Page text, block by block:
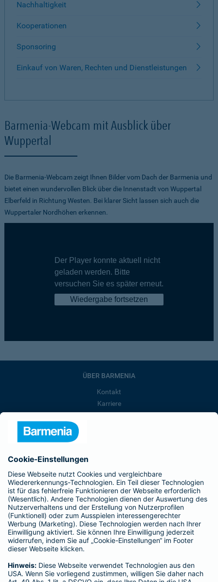
Nachhaltigkeit
Kooperationen
Sponsoring
Einkauf von Waren, Rechten und Dienstleistungen
Barmenia-Webcam mit Ausblick über
Wuppertal
Die Barmenia-Webcam zeigt Ihnen Bilder vom Dach der Barmenia und
bietet einen wundervollen Blick über die Innenstadt von Wuppertal
Elberfeld in Richtung Westen. Bei klarer Sicht lassen sich auch die
Wuppertaler Nordhöhen erkennen.
Der Player konnte aktuell nicht
geladen werden. Bitte
versuchen Sie es später erneut.
Wiedergabe fortsetzen
ÜBER BARMENIA
Kontakt
Karriere
Barmenia ist Teil der BarmeniaGothaer
BELIEBTE SEITEN
Kranken-Zusatzversicherung
Tierversicherungen
Haftpflichtversicherung
Hausratversicherung
Adresse ändern